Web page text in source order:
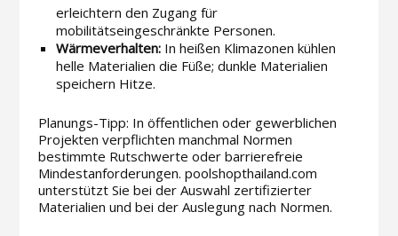
erleichtern den Zugang für
mobilitätseingeschränkte Personen.
Wärmeverhalten:In heißen Klimazonen kühlen
helle Materialien die Füße; dunkle Materialien
speichern Hitze.
Planungs-Tipp: In öffentlichen oder gewerblichen
Projekten verpflichten manchmal Normen
bestimmte Rutschwerte oder barrierefreie
Mindestanforderungen. poolshopthailand.com
unterstützt Sie bei der Auswahl zertifizierter
Materialien und bei der Auslegung nach Normen.